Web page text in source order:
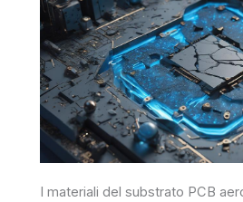
I materiali del substrato PCB